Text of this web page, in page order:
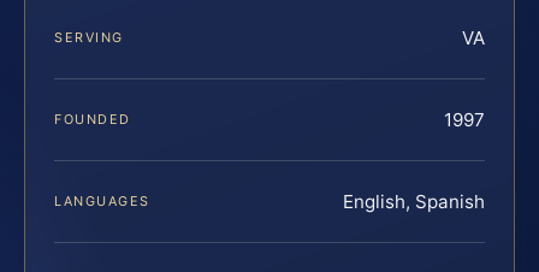
SERVING VA
FOUNDED 1997
LANGUAGES English, Spanish